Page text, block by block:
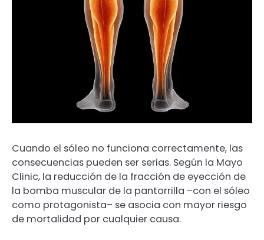
Cuando el sóleo no funciona correctamente, las
consecuencias pueden ser serias. Según la Mayo
Clinic, la reducción de la fracción de eyección de
la bomba muscular de la pantorrilla –con el sóleo
como protagonista– se asocia con mayor riesgo
de mortalidad por cualquier causa.